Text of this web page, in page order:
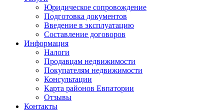
Юридическое сопровождение
Подготовка документов
Введение в эксплуатацию
Составление договоров
Информация
Налоги
Продавцам недвижимости
Покупателям недвижимости
Консультации
Карта районов Евпатории
Отзывы
Контакты